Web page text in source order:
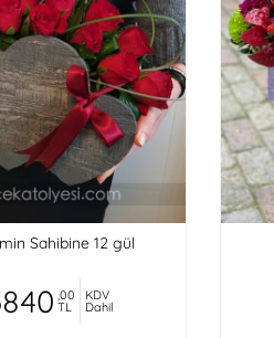
Sahibine 12 gül
,00
TL
KDV
Dahil